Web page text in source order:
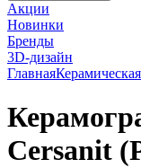
Акции
Новинки
Бренды
3D-дизайн
Главная
Cersanit